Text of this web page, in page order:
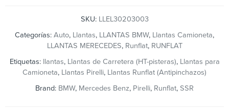
SKU: LLEL30203003
Categorías: Auto, Llantas, LLANTAS BMW, Llantas Camioneta,
LLANTAS MERECEDES, Runflat, RUNFLAT
Etiquetas: llantas, Llantas de Carretera (HT-pisteras), Llantas para
Camioneta, Llantas Pirelli, Llantas Runflat (Antipinchazos)
Brand: BMW, Mercedes Benz, Pirelli, Runflat, SSR